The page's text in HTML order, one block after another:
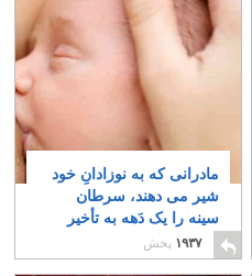
مادرانی که به نوزادانِ خود
شیر می دهند، سرطان
سینه را یک دَهه به تأخیر
می اندازند
۱۹۳۷ پخش